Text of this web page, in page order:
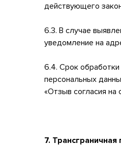
действующего
6.3. В случае
уведомление на
6.4. Срок
персональных
«Отзыв согласия на
7.